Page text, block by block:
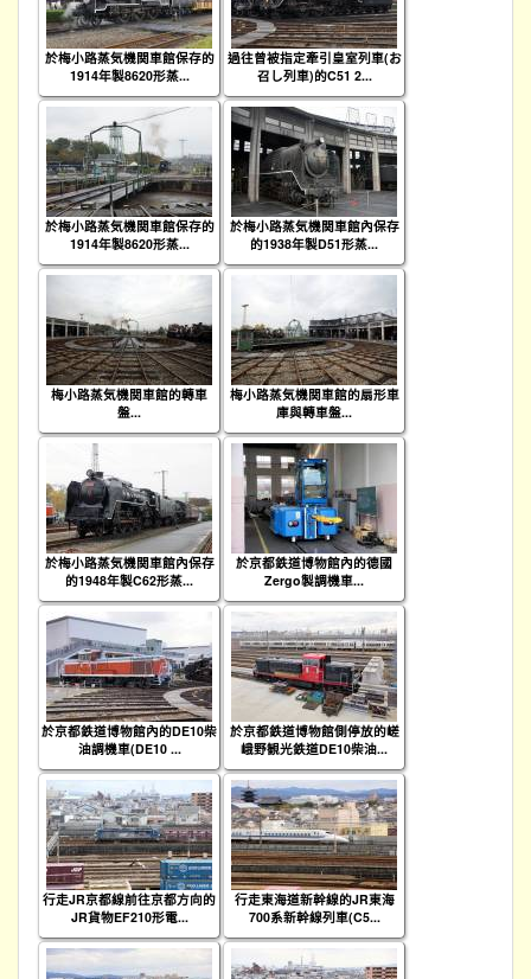
於梅小路蒸気機関車館保存的
1914年製8620形蒸...
過往曾被指定牽引皇室列車(お
召し列車)的C51 2...
於梅小路蒸気機関車館保存的
1914年製8620形蒸...
於梅小路蒸気機関車館內保存
的1938年製D51形蒸...
梅小路蒸気機関車館的轉車
盤...
梅小路蒸気機関車館的扇形車
庫與轉車盤...
於梅小路蒸気機関車館內保存
的1948年製C62形蒸...
於京都鉄道博物館內的德國
Zergo製調機車...
於京都鉄道博物館內的DE10柴
油調機車(DE10 ...
於京都鉄道博物館側停放的嵯
峨野観光鉄道DE10柴油...
行走JR京都線前往京都方向的
JR貨物EF210形電...
行走東海道新幹線的JR東海
700系新幹線列車(C5...